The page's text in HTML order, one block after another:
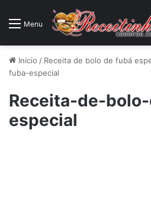
Menu
Início / Receita de bolo de fubá
fuba-especial
Receita-de-
especial